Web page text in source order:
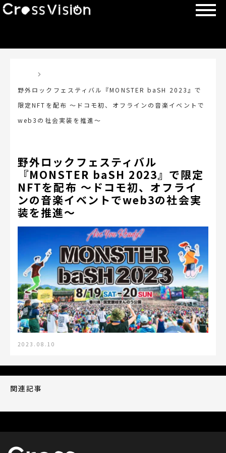
野外ロックフェスティバル『MONSTER baSH 2023』で
限定NFTを配布 ～ドコモ初、オフラインの音楽イベントで
web3の社会実装を推進～
野外ロックフェスティバル
『MONSTER baSH 2023』で限定
NFTを配布 ～ドコモ初、オフライ
ンの音楽イベントでweb3の社会実
装を推進～
2023.08.10
関連記事